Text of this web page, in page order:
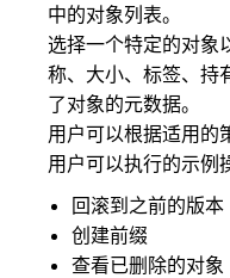
中的对象列表。
选择一个特定的对象
称、大小、标签、持
了对象的元数据。
用户可以根据适用的
用户可以执行的示例
回滚到之前的版本
创建前缀
查看已删除的对象